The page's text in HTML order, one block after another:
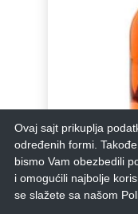
Ovaj sajt prikuplja
određenih formi.
bismo Vam obezbedili
i omogućili najbolje
se slažete sa našom